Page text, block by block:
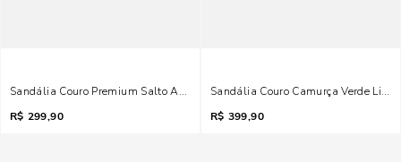
Sandália Couro Premium Salto Alto Geométrico Marfim
R$ 299,90
Sandália Couro Camurça Verde
R$ 399,90